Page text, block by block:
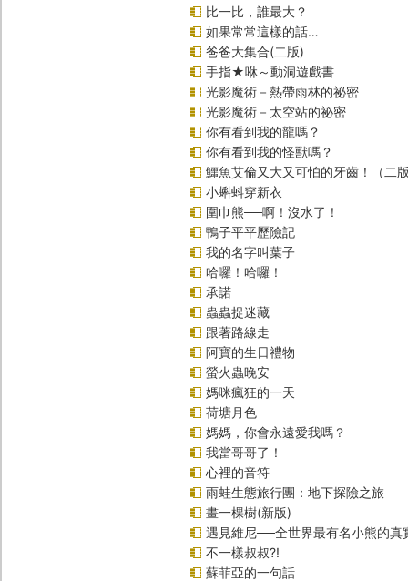
比一比，誰最大？
如果常常這樣的話…
爸爸大集合(二版)
手指★咻～動洞遊戲書
光影魔術－熱帶雨林的祕密
光影魔術－太空站的祕密
你有看到我的龍嗎？
你有看到我的怪獸嗎？
鱷魚艾倫又大又可怕的牙齒！（二
小蝌蚪穿新衣
圍巾熊──啊！沒水了！
鴨子平平歷險記
我的名字叫葉子
哈囉！哈囉！
承諾
蟲蟲捉迷藏
跟著路線走
阿寶的生日禮物
螢火蟲晚安
媽咪瘋狂的一天
荷塘月色
媽媽，你會永遠愛我嗎？
我當哥哥了！
心裡的音符
雨蛙生態旅行團：地下探險之旅
畫一棵樹(新版)
遇見維尼──全世界最有名小熊的真
不一樣叔叔?!
蘇菲亞的一句話